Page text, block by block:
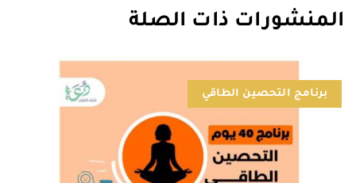
المنشورات ذات الصلة
برنامج التحصين الطاقي